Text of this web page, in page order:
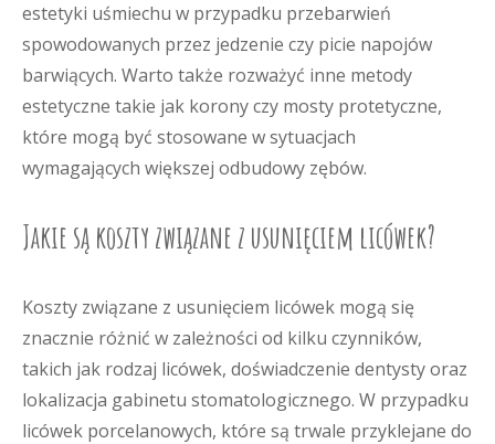
estetyki uśmiechu w przypadku przebarwień
spowodowanych przez jedzenie czy picie napojów
barwiących. Warto także rozważyć inne metody
estetyczne takie jak korony czy mosty protetyczne,
które mogą być stosowane w sytuacjach
wymagających większej odbudowy zębów.
Jakie są koszty związane z usunięciem licówek?
Koszty związane z usunięciem licówek mogą się
znacznie różnić w zależności od kilku czynników,
takich jak rodzaj licówek, doświadczenie dentysty oraz
lokalizacja gabinetu stomatologicznego. W przypadku
licówek porcelanowych, które są trwale przyklejane do